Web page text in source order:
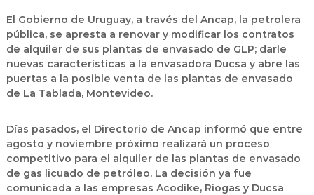
El Gobierno de Uruguay, a través del Ancap, la petrolera
pública, se apresta a renovar y modificar los contratos
de alquiler de sus plantas de envasado de GLP; darle
nuevas características a la envasadora Ducsa y abre las
puertas a la posible venta de las plantas de envasado
de La Tablada, Montevideo.
Días pasados, el Directorio de Ancap informó que entre
agosto y noviembre próximo realizará un proceso
competitivo para el alquiler de las plantas de envasado
de gas licuado de petróleo. La decisión ya fue
comunicada a las empresas Acodike, Riogas y Ducsa